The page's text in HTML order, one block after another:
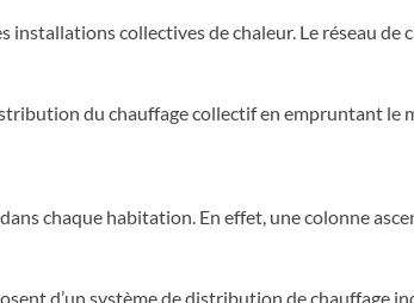
collectives de chaleur. Le réseau
du chauffage collectif en empruntant le
chaque habitation. En effet, une colonne
d’un système de distribution de chauffage